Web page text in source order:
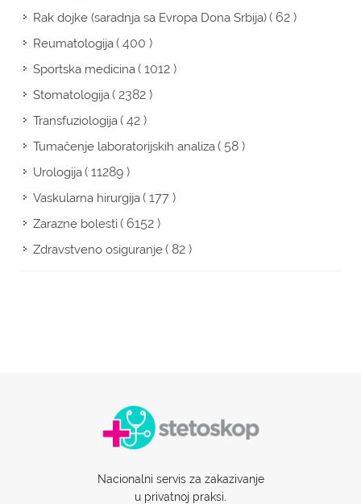
Rak dojke (saradnja sa Evropa Dona Srbija)( 62 )
Reumatologija( 400 )
Sportska medicina( 1012 )
Stomatologija( 2382 )
Transfuziologija( 42 )
Tumačenje laboratorijskih analiza( 58 )
Urologija( 11289 )
Vaskularna hirurgija( 177 )
Zarazne bolesti( 6152 )
Zdravstveno osiguranje( 82 )
Nacionalni servis za zakazivanje
u privatnoj praksi.